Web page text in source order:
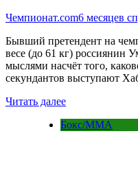
Чемпионат.com6 месяцев
Бывший претендент на
весе (до 61 кг) россиянин
мыслями насчёт того,
секундантов выступают
Читать далее
Бокс/MMA